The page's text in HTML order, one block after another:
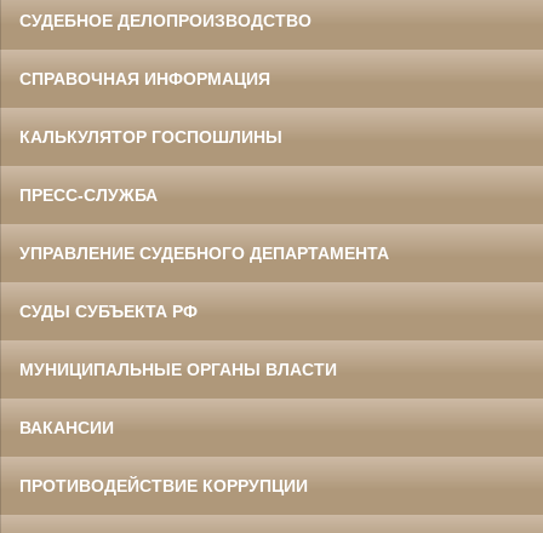
СУДЕБНОЕ ДЕЛОПРОИЗВОДСТВО
СПРАВОЧНАЯ ИНФОРМАЦИЯ
КАЛЬКУЛЯТОР ГОСПОШЛИНЫ
ПРЕСС-СЛУЖБА
УПРАВЛЕНИЕ СУДЕБНОГО ДЕПАРТАМЕНТА
СУДЫ СУБЪЕКТА РФ
МУНИЦИПАЛЬНЫЕ ОРГАНЫ ВЛАСТИ
ВАКАНСИИ
ПРОТИВОДЕЙСТВИЕ КОРРУПЦИИ